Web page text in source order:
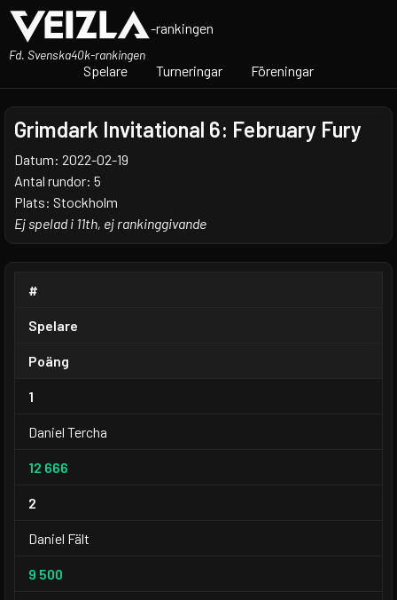
-rankingen
Fd. Svenska40k-rankingen
Spelare Turneringar Föreningar
Grimdark Invitational 6: February Fury
Datum: 2022-02-19
Antal rundor: 5
Plats: Stockholm
Ej spelad i 11th, ej rankinggivande
#
Spelare
Poäng
1
Daniel Tercha
12 666
2
Daniel Fält
9 500